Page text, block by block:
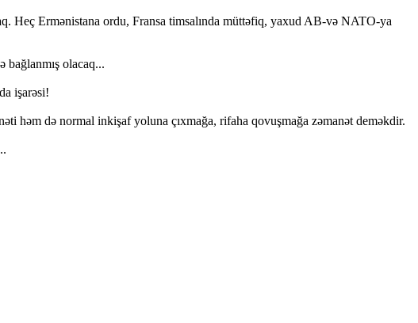
Heç Ermənistana ordu, Fransa timsalında müttəfiq, yaxud AB-və NATO-ya
bağlanmış olacaq...
işarəsi!
həm də normal inkişaf yoluna çıxmağa, rifaha qovuşmağa zəmanət deməkdir.